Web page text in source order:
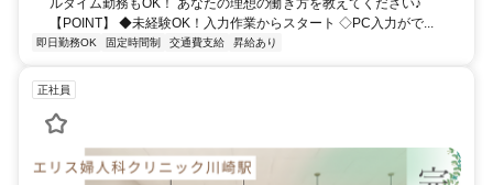
ルタイム勤務もOK！ あなたの理想の働き方を教えてください♪
【POINT】 ◆未経験OK！入力作業からスタート ◇PC入力がで...
即日勤務OK 固定時間制 交通費支給 昇給あり
正社員